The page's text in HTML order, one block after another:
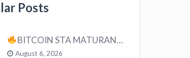
Posts
BITCOIN STA MATURANDO? #bitcoin #crypto #trading
August 6, 2026